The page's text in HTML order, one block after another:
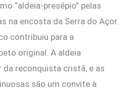
“aldeia-presépio” pelas
na encosta da Serra do Açor.
contribuiu para a
original. A aldeia
da reconquista cristã, e as
são um convite à